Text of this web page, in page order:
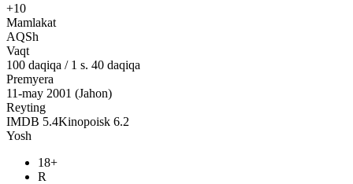
+10
Mamlakat
AQSh
Vaqt
100 daqiqa / 1 s. 40 daqiqa
Premyera
11-may 2001 (Jahon)
Reyting
IMDB 5.4Kinopoisk 6.2
Yosh
18+
R